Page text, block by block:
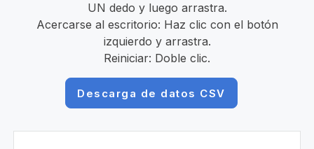
UN dedo y luego arrastra.
Acercarse al escritorio: Haz clic con el botón
izquierdo y arrastra.
Reiniciar: Doble clic.
Descarga de datos CSV